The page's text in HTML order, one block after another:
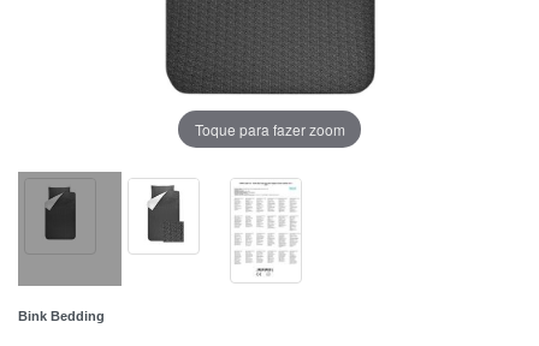
Toque para fazer zoom
Bink Bedding